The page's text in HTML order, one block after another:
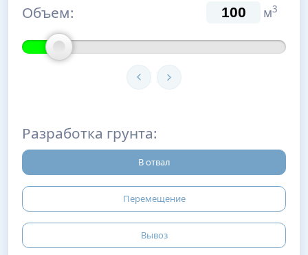
Объем: м3
Разработка грунта:
В отвал
Перемещение
Вывоз